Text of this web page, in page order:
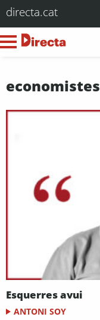
directa.cat
economistes
Esquerres avui
ANTONI SOY